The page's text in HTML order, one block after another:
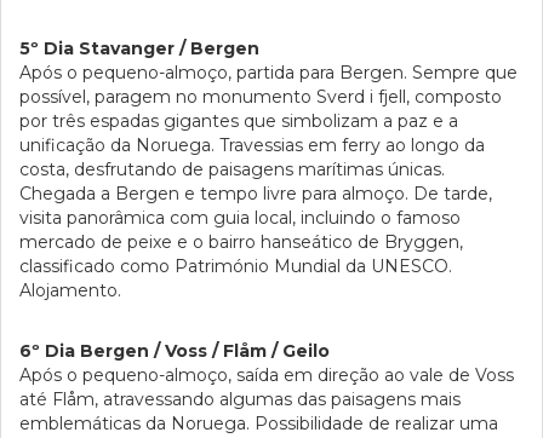
5º Dia Stavanger / Bergen
Após o pequeno-almoço, partida para Bergen. Sempre que
possível, paragem no monumento Sverd i fjell, composto
por três espadas gigantes que simbolizam a paz e a
unificação da Noruega. Travessias em ferry ao longo da
costa, desfrutando de paisagens marítimas únicas.
Chegada a Bergen e tempo livre para almoço. De tarde,
visita panorâmica com guia local, incluindo o famoso
mercado de peixe e o bairro hanseático de Bryggen,
classificado como Património Mundial da UNESCO.
Alojamento.
6º Dia Bergen / Voss / Flåm / Geilo
Após o pequeno-almoço, saída em direção ao vale de Voss
até Flåm, atravessando algumas das paisagens mais
emblemáticas da Noruega. Possibilidade de realizar uma